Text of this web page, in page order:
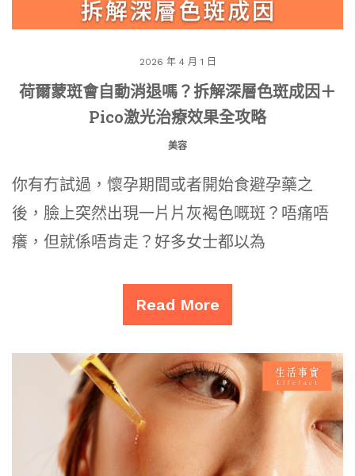
2026 年 4 月 1 日
荷爾蒙斑會自動消退嗎？拆解深層色斑成因＋
Pico激光治療效果全攻略
美容
你有冇試過，懷孕期間或者開始食避孕藥之
後，臉上突然出現一片片灰褐色嘅斑？唔痛唔
癢，但就係唔肯走？好多女士都以為
Read More